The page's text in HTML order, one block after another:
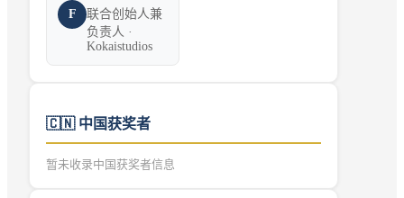
F
联合创始人兼
负责人 ·
Kokaistudios
🇨🇳 中国获奖者
暂未收录中国获奖者信息